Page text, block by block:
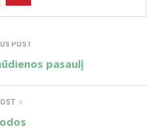
POST
pasaulį